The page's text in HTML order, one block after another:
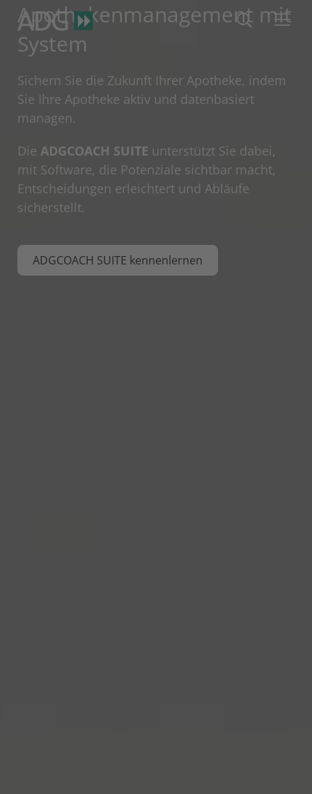
Apothekenmanagement mit
System
Sichern Sie die Zukunft Ihrer Apotheke, indem
Sie Ihre Apotheke aktiv und datenbasiert
managen.
Die ADGCOACH SUITE unterstützt Sie dabei,
mit Software, die Potenziale sichtbar macht,
Entscheidungen erleichtert und Abläufe
sicherstellt.
ADGCOACH SUITE kennenlernen